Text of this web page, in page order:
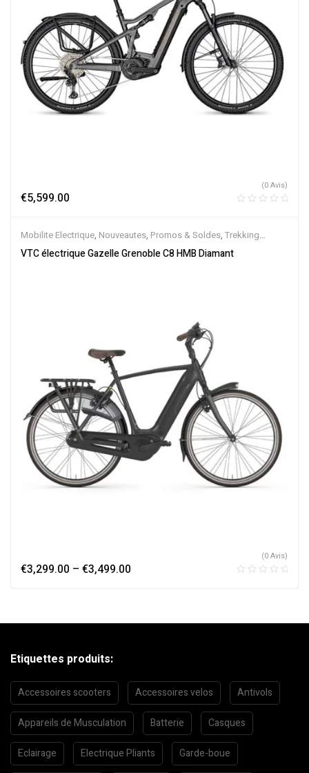
€5,599.00
(0 Avis)
Mobilite Electrique, Nouveautes, Promos & Soldes, Trekking
électrique,Vélo électrique ville,Velos Electriques,VTC Electrique
VTC électrique Gazelle Grenoble C8 HMB Diamant
€3,299.00 – €3,499.00
(0 Avis)
Etiquettes produits:
Accessoires scooters Accessoires velos Antivols
Appareils de Musculation Batterie Casques
Eclairage Electrique Pliants Garde-boue